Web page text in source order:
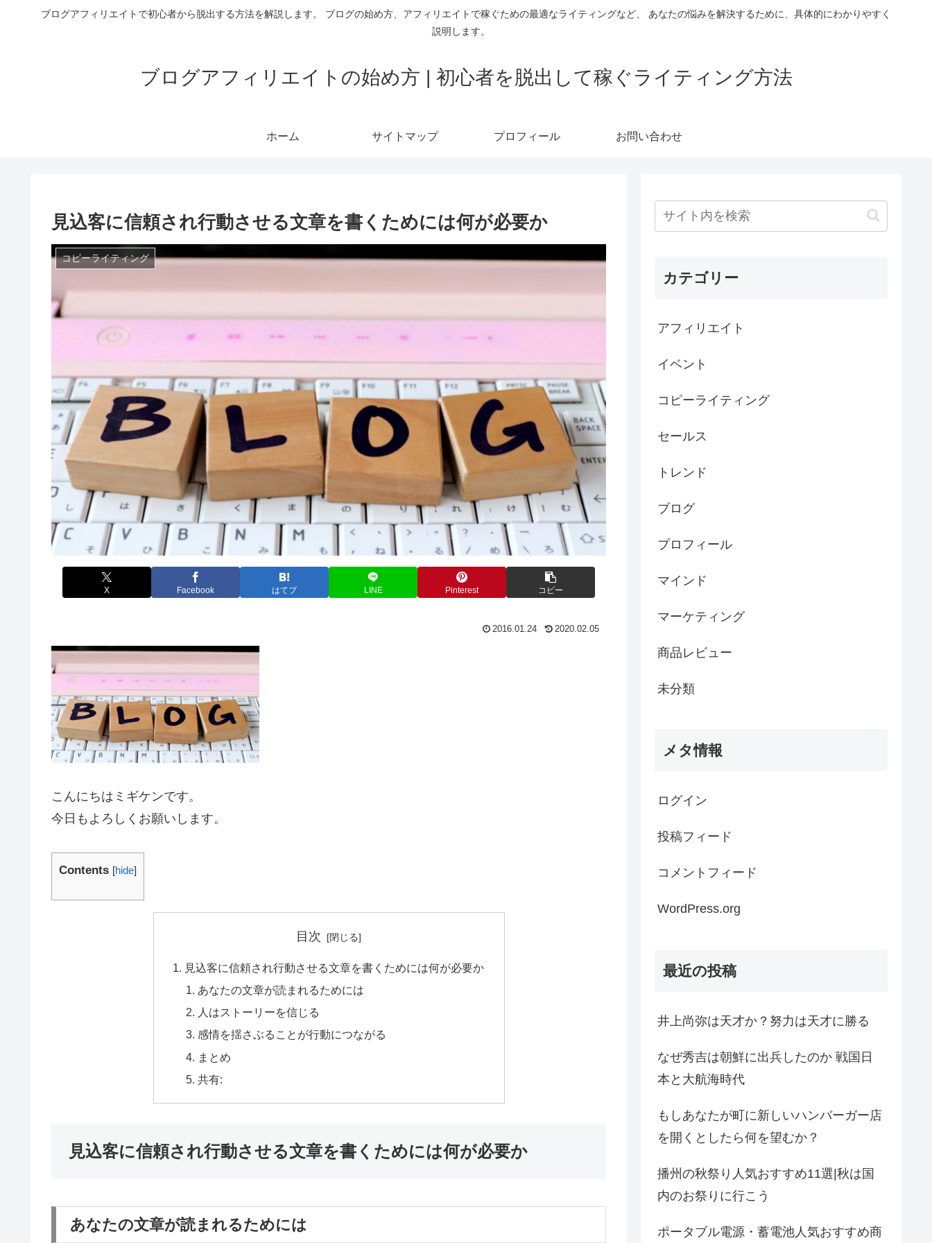
ブログアフィリエイトで初心者から脱出する方法を解説します。 ブログの始め方、アフィリエイトで稼ぐための最適なライティングなど、 あなたの悩みを解決するために、具体的にわかりやすく
説明します。
ブログアフィリエイトの始め方 | 初心者を脱出して稼ぐライティング方法
ホーム サイトマップ プロフィール お問い合わせ
見込客に信頼され行動させる文章を書くためには何が必要か
コピーライティング
X Facebook はてブ LINE Pinterest コピー
2016.01.24 2020.02.05
こんにちはミギケンです。
今日もよろしくお願いします。
Contents [hide]
目次
見込客に信頼され行動させる文章を書くためには何が必要か
あなたの文章が読まれるためには
人はストーリーを信じる
感情を揺さぶることが行動につながる
まとめ
共有:
見込客に信頼され行動させる文章を書くためには何が必要か
あなたの文章が読まれるためには
カテゴリー
アフィリエイト
イベント
コピーライティング
セールス
トレンド
ブログ
プロフィール
マインド
マーケティング
商品レビュー
未分類
メタ情報
ログイン
投稿フィード
コメントフィード
WordPress.org
最近の投稿
井上尚弥は天才か？努力は天才に勝る
なぜ秀吉は朝鮮に出兵したのか 戦国日
本と大航海時代
もしあなたが町に新しいハンバーガー店
を開くとしたら何を望むか？
播州の秋祭り人気おすすめ11選|秋は国
内のお祭りに行こう
ポータブル電源・蓄電池人気おすすめ商